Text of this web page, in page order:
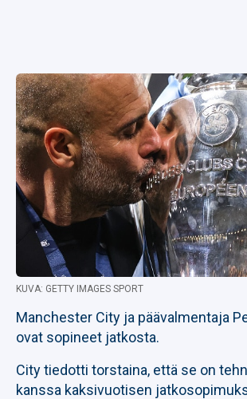
KUVA: GETTY IMAGES SPORT
Manchester City ja päävalmentaja
ovat sopineet jatkosta.
City tiedotti torstaina, että se on
kanssa kaksivuotisen